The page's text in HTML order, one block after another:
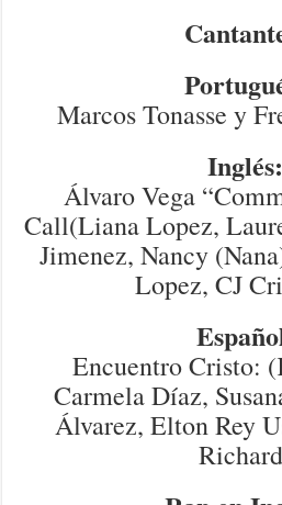
Marcos Tonasse y
Inglés:
Álvaro Vega
Call(Liana Lopez,
Jimenez, Nancy
Lopez, CJ
Encuentro Cristo:
Carmela Díaz,
Álvarez, Elton Rey
Richard